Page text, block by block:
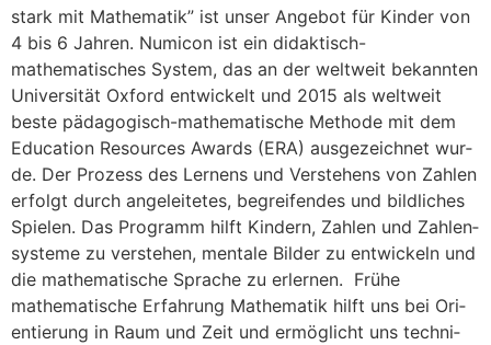
stark mit Mathe­ma­tik” ist unser Ange­bot für Kin­der von
4 bis 6 Jah­ren. Numi­con ist ein didaktisch-
mathematisches Sys­tem, das an der welt­weit bekann­ten
Uni­ver­si­tät Oxford ent­wi­ckelt und 2015 als welt­weit
bes­te pädagogisch-mathematische Metho­de mit dem
Edu­ca­ti­on Resour­ces Awards (ERA) aus­ge­zeich­net wur­
de. Der Pro­zess des Ler­nens und Ver­ste­hens von Zah­len
erfolgt durch ange­lei­te­tes, begrei­fen­des und bild­li­ches
Spie­len. Das Pro­gramm hilft Kin­dern, Zah­len und Zah­len­
sys­te­me zu ver­ste­hen, men­ta­le Bil­der zu ent­wi­ckeln und
die mathe­ma­ti­sche Spra­che zu erlernen. Frühe
mathematische Erfahrung Mathe­ma­tik hilft uns bei Ori­
en­tie­rung in Raum und Zeit und ermög­licht uns tech­ni­